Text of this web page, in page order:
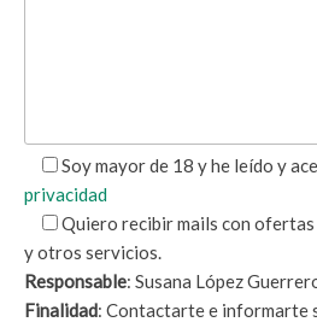
Soy mayor de 18 y he leído y
privacidad
Quiero recibir mails con
y otros servicios.
Responsable: Susana López
Finalidad: Contactarte e informarte